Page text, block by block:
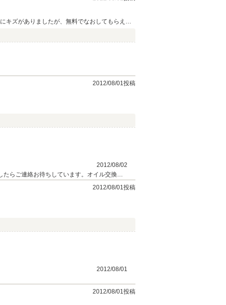
キズがありましたが、無料でなおしてもらえま
2012/08/01投稿
2012/08/02
らご連絡お待ちしています。オイル交換・
しくお願いします。
2012/08/01投稿
2012/08/01
2012/08/01投稿